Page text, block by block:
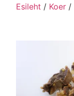
Esileht / Koer /